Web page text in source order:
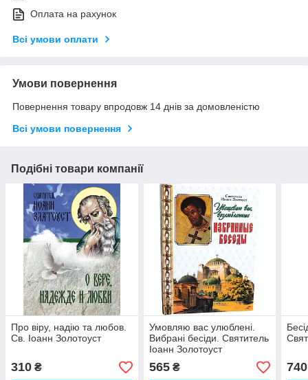
Оплата на рахунок
Всі умови оплати
Умови повернення
Повернення товару впродовж 14 днів за домовленістю
Всі умови повернення
Подібні товари компанії
Про віру, надію та любов.
Св. Іоанн Золотоуст
310 ₴
Умовляю вас улюблені.
Вибрані бесіди. Святитель
Іоанн Золотоуст
565₴ 740